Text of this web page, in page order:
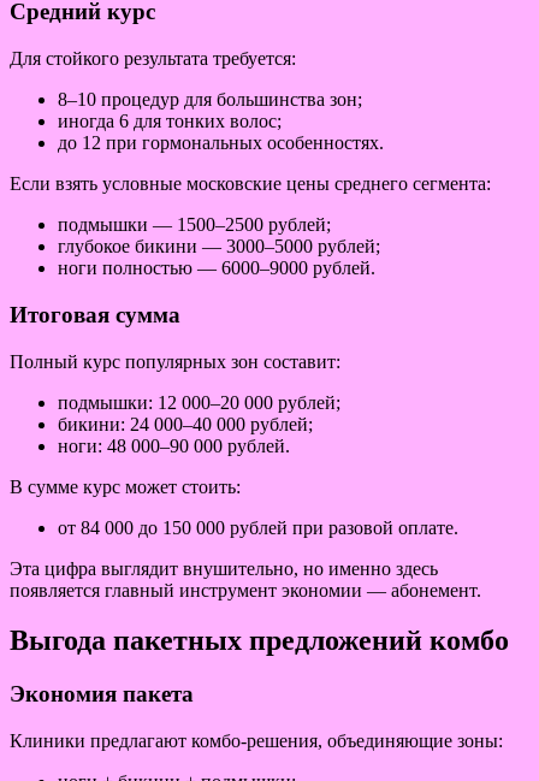
Средний курс
Для стойкого результата требуется:
8–10 процедур для большинства зон;
иногда 6 для тонких волос;
до 12 при гормональных особенностях.
Если взять условные московские цены среднего сегмента:
подмышки — 1500–2500 рублей;
глубокое бикини — 3000–5000 рублей;
ноги полностью — 6000–9000 рублей.
Итоговая сумма
Полный курс популярных зон составит:
подмышки: 12 000–20 000 рублей;
бикини: 24 000–40 000 рублей;
ноги: 48 000–90 000 рублей.
В сумме курс может стоить:
от 84 000 до 150 000 рублей при разовой оплате.
Эта цифра выглядит внушительно, но именно здесь
появляется главный инструмент экономии — абонемент.
Выгода пакетных предложений комбо
Экономия пакета
Клиники предлагают комбо-решения, объединяющие зоны: